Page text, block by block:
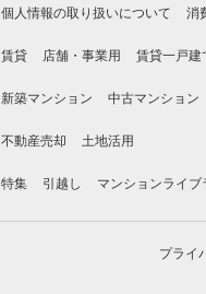
個人情報の取り扱いについて 消
賃貸 店舗・事業用 賃貸一戸建
新築マンション 中古マンション
不動産売却 土地活用
特集 引越し マンションライブ
プライ